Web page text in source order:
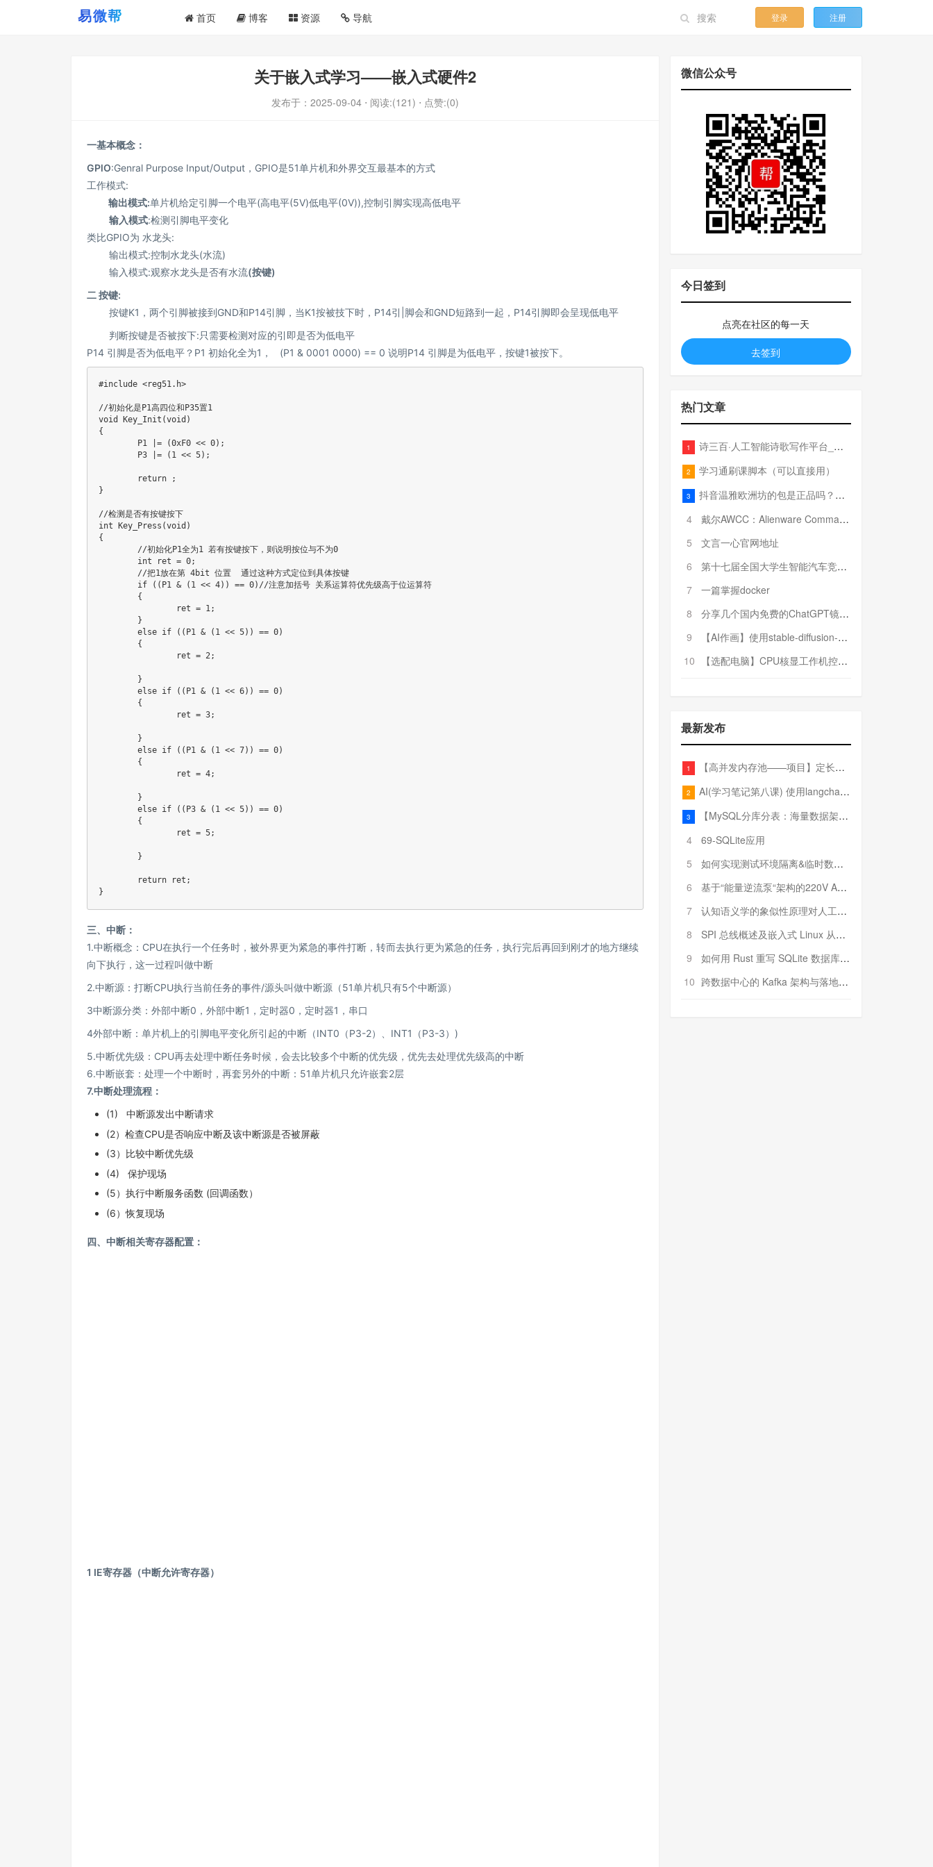
首页 博客 资源 导航 登录 注册
关于嵌入式学习——嵌入式硬件2
发布于： 2025-09-04 ⋅ 阅读:(121) ⋅ 点赞:(0)
一基本概念：
GPlO:Genral Purpose Input/Output，GPIO是51单片机和外界交互最基本的方式
工作模式:
输出模式:单片机给定引脚一个电平(高电平(5V)低电平(0V)),控制引脚实现高低电平
输入模式:检测引脚电平变化
类比GPIO为 水龙头:
输出模式:控制水龙头(水流)
输入模式:观察水龙头是否有水流(按键)
二 按键:
按键K1，两个引脚被接到GND和P14引脚，当K1按被技下时，P14引|脚会和GND短路到一起，P14引脚即会呈现低电平
判断按键是否被按下:只需要检测对应的引即是否为低电平
P14 引脚是否为低电平？P1 初始化全为1， (P1 & 0001 0000) == 0 说明P14 引脚是为低电平，按键1被按下。
#include <reg51.h>
//初始化是P1高四位和P35置1
void Key_Init(void)
{
}
//检测是否有按键按下
int Key_Press(void)
{
}
三、中断：
1.中断概念：CPU在执行一个任务时，被外界更为紧急的事件打断，转而去执行更为紧急的任务，执行完后再回到刚才的地方继续
向下执行，这一过程叫做中断
2.中断源：打断CPU执行当前任务的事件/源头叫做中断源（51单片机只有5个中断源）
3中断源分类：外部中断0，外部中断1，定时器0，定时器1，串口
4外部中断：单片机上的引脚电平变化所引起的中断（INT0（P3-2）、INT1（P3-3）)
5.中断优先级：CPU再去处理中断任务时候，会去比较多个中断的优先级，优先去处理优先级高的中断
6.中断嵌套：处理一个中断时，再套另外的中断：51单片机只允许嵌套2层
7.中断处理流程：
(1) 中断源发出中断请求
(2）检查CPU是否响应中断及该中断源是否被屏蔽
(3）比较中断优先级
(4) 保护现场
(5）执行中断服务函数 (回调函数）
(6）恢复现场
四、中断相关寄存器配置：
1 IE寄存器（中断允许寄存器）
微信公众号
今日签到
点亮在社区的每一天
去签到
热门文章
1 诗三百·人工智能诗歌写作平台_在线作诗机_藏头诗生成器_电脑对联_姓名作诗
2 学习通刷课脚本（可以直接用）
3
抖音温雅欧洲坊的包是正品吗？温雅卖的包为啥那么便宜？
4
戴尔AWCC：Alienware Command Center 故障排除方法，里面附有超全详解呦，快来快来，欢迎观看~
5
文言一心官网地址
6
第十七届全国大学生智能汽车竞赛全国总决赛参赛队伍奖项公告
7
一篇掌握docker
8
分享几个国内免费的ChatGPT镜像网址(亲测有效-4月25日更新)
9
【AI作画】使用stable-diffusion-webui搭建AI作画平台
10
【选配电脑】CPU核显工作机控制预算5000
最新发布
1 【高并发内存池——项目】定长内存池——开胃小菜
2 AI(学习笔记第八课) 使用langchain的embedding models
3
【MySQL分库分表：海量数据架构的终极解决方案】
4
69-SQLite应用
5
如何实现测试环境隔离&临时数据库（pytest+SQLite）
6
基于“能量逆流泵“架构的220V AC至20V DC 300W高效电源设计
7
认知语义学的象似性原理对人工智能自然语言处理深层语义分析的影响与启示
8
SPI 总线概述及嵌入式 Linux 从属 SPI 设备驱动程序开发（第二部分，实践）
9
如何用 Rust 重写 SQLite 数据库（二）:是否有市场空间？
10 跨数据中心的 Kafka 架构与落地实战